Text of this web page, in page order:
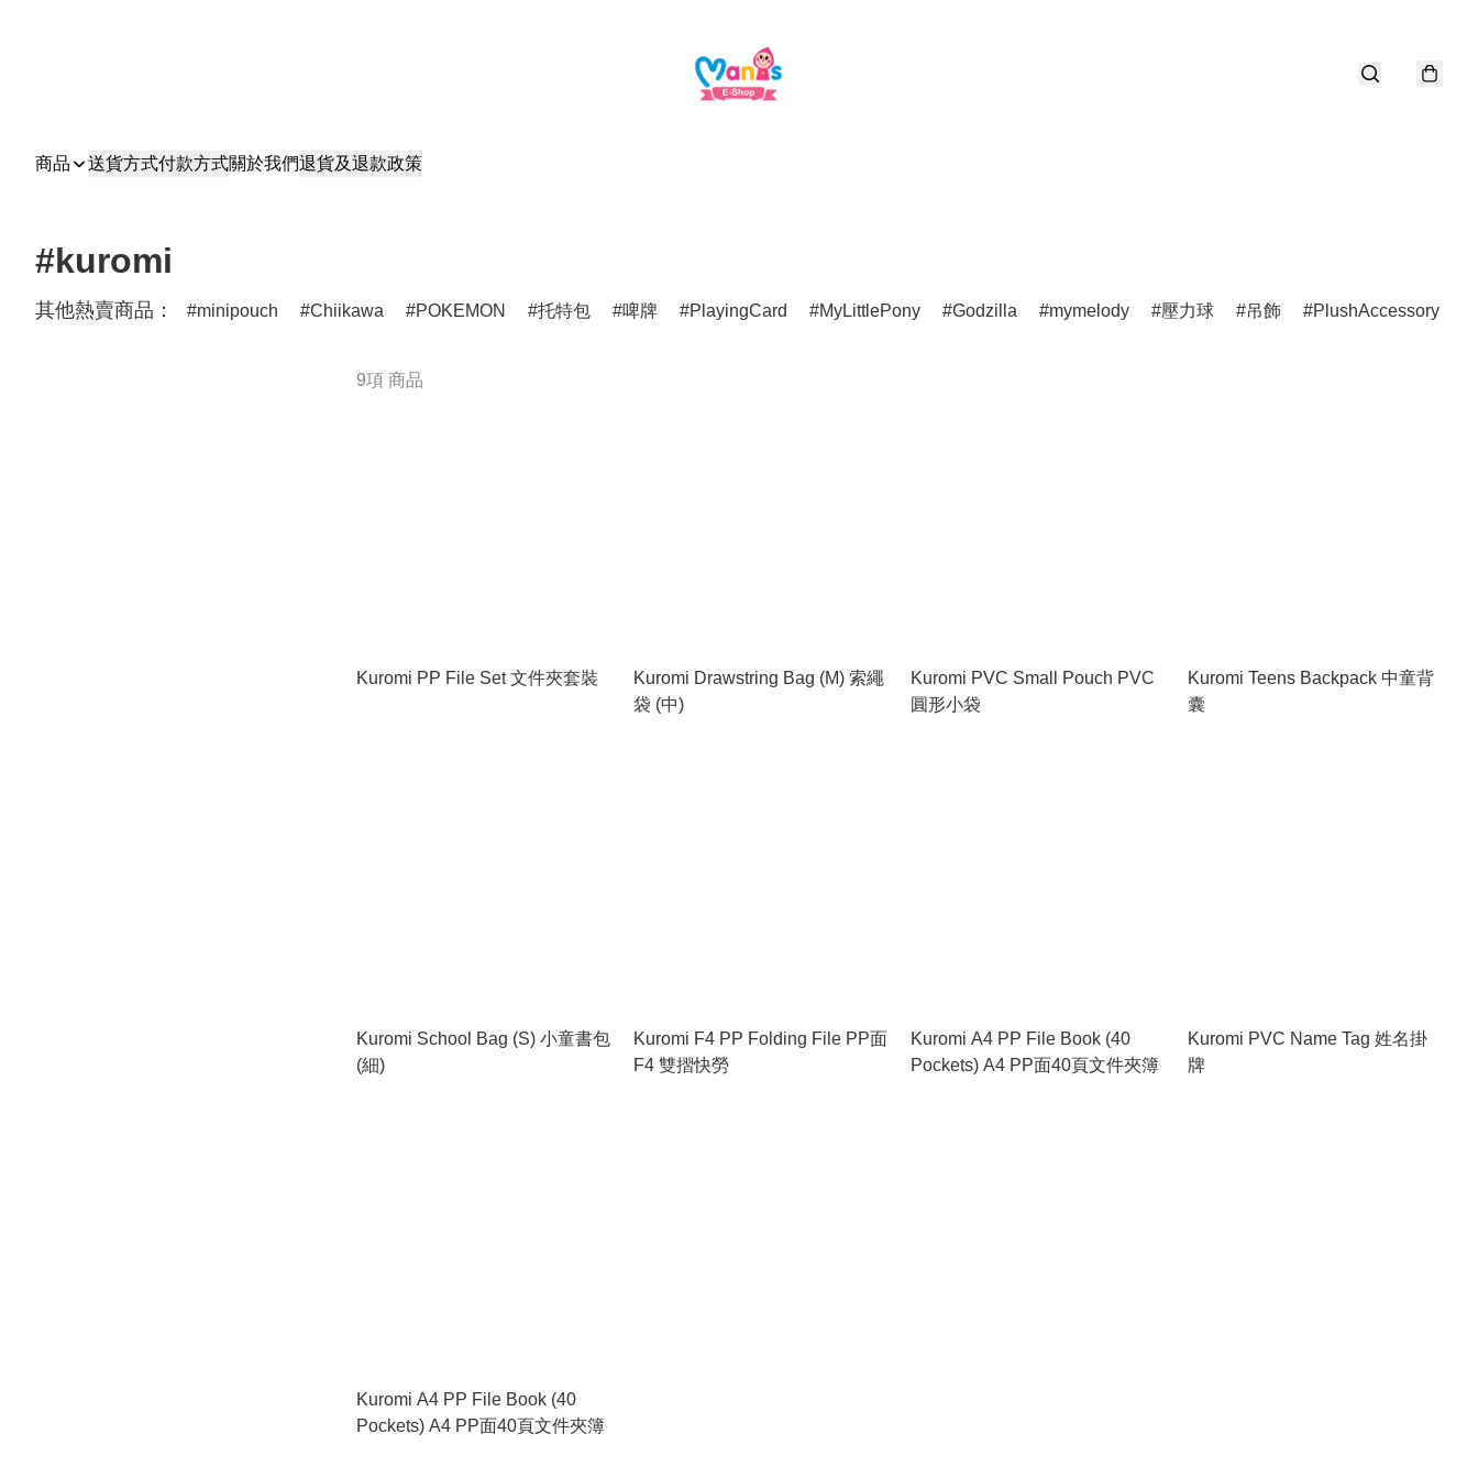
商品 送貨方式付款方式關於我們退貨及退款政策
#kuromi
其他熱賣商品： minipouch Chiikawa POKEMON 托特包 啤牌 PlayingCard MyLittlePony Godzilla mymelody 壓力球 吊飾 PlushAccessory
9項 商品
Kuromi PP File Set 文件夾套裝
Kuromi Drawstring Bag (M) 索繩
袋 (中)
Kuromi PVC Small Pouch PVC
圓形小袋
Kuromi Teens Backpack 中童背
囊
Kuromi School Bag (S) 小童書包
(細)
Kuromi F4 PP Folding File PP面
F4 雙摺快勞
Kuromi A4 PP File Book (40
Pockets) A4 PP面40頁文件夾簿
Kuromi PVC Name Tag 姓名掛
牌
Kuromi A4 PP File Book (40
Pockets) A4 PP面40頁文件夾簿